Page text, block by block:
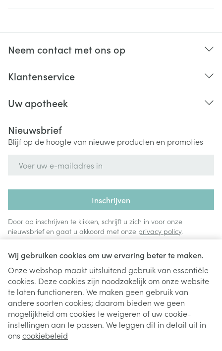
Wij gebruiken cookies om uw ervaring beter te maken.
Onze webshop maakt uitsluitend gebruik van essentiële
cookies. Deze cookies zijn noodzakelijk om onze website
te laten functioneren. We maken geen gebruik van
andere soorten cookies; daarom bieden we geen
mogelijkheid om cookies te weigeren of uw cookie-
instellingen aan te passen. We leggen dit in detail uit in
ons cookiebeleid
Neem contact met ons op
Klantenservice
Uw apotheek
Nieuwsbrief
Blijf op de hoogte van nieuwe producten en promoties
Inschrijven
Door op inschrijven te klikken, schrijft u zich in voor onze
nieuwsbrief en gaat u akkoord met onze privacy policy.
Juridische links